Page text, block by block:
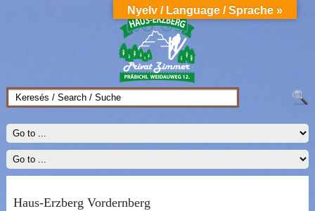
Haus-Erzberg Vordernberg
Nyelv / Language / Sprache »